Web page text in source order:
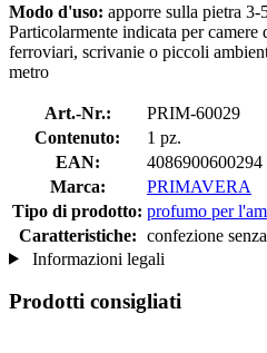
Modo d'uso: apporre sulla pietra 3-
Particolarmente indicata per camere
ferroviari, scrivanie o piccoli
metro
Art.-Nr.:
PRIM-60029
Contenuto:
1 pz.
EAN:
4086900600294
Marca:
PRIMAVERA
Tipo di prodotto: profumo per
Caratteristiche: confezione
Informazioni legali
Prodotti consigliati